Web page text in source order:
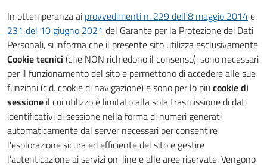
In ottemperanza ai provvedimenti n. 229 dell'8 maggio 2014e
231 del 10 giugno 2021 del Garante per la Protezione dei Dati
Personali, si informa che il presente sito utilizza esclusivamente
Cookie tecnici (che NON richiedono il consenso): sono necessari
per il funzionamento del sito e permettono di accedere alle sue
funzioni (c.d. cookie di navigazione) e sono per lo piùcookie di
sessione il cui utilizzo è limitato alla sola trasmissione di dati
identificativi di sessione nella forma di numeri generati
automaticamente dal server necessari per consentire
l'esplorazione sicura ed efficiente del sito e gestire
l’autenticazione ai servizi on-line e alle aree riservate. Vengono